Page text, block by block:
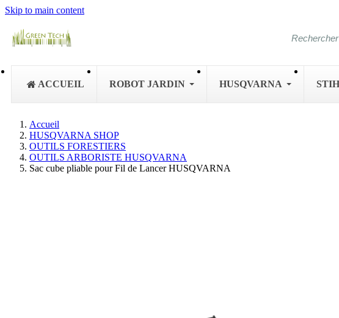
Skip to main content
ACCUEIL ROBOT JARDIN HUSQVARNA
Accueil
HUSQVARNA SHOP
OUTILS FORESTIERS
OUTILS ARBORISTE HUSQVARNA
Sac cube pliable pour Fil de Lancer HUSQVARNA